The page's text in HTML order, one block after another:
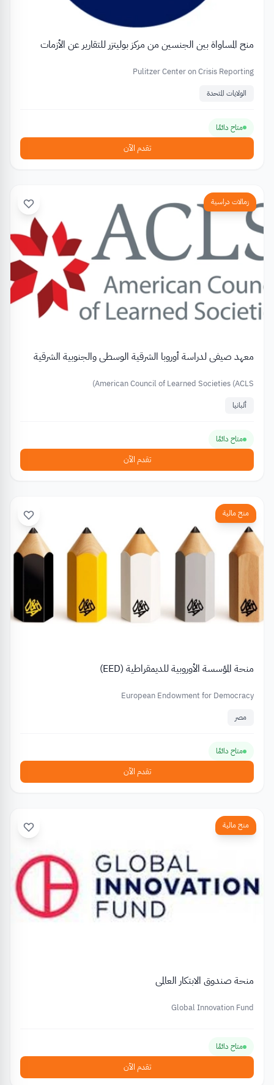
منح المساواة بين الجنسين من مركز بوليتزر للتقارير عن الأزمات
Pulitzer Center on Crisis Reporting
الولايات المتحدة
متاح دائمًا
تقدم الآن
زمالات دراسية
معهد صيفي لدراسة أوروبا الشرقية الوسطى والجنوبية الشرقية
American Council of Learned Societies (ACLS)
ألبانيا
متاح دائمًا
تقدم الآن
منح مالية
منحة المؤسسة الأوروبية للديمقراطية (EED)
European Endowment for Democracy
مصر
متاح دائمًا
تقدم الآن
منح مالية
منحة صندوق الابتكار العالمي
Global Innovation Fund
متاح دائمًا
تقدم الآن